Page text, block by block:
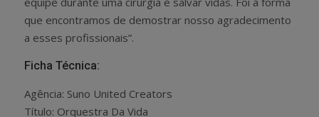
que encontramos de demostrar nosso agradecimento
a esses profissionais”.
Ficha Técnica:
Agência: Suno United Creators
Título: Orquestra Da Vida